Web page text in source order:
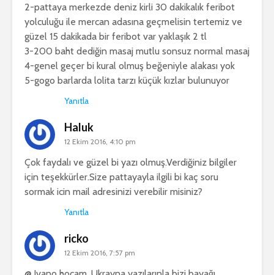
2-pattaya merkezde deniz kirli 30 dakikalık feribot
yolculuğu ile mercan adasına geçmelisin tertemiz ve
güzel 15 dakikada bir feribot var yaklaşık 2 tl
3-200 baht dediğin masaj mutlu sonsuz normal masaj
4-genel geçer bi kural olmuş beğeniyle alakası yok
5-gogo barlarda lolita tarzı küçük kızlar bulunuyor
Yanıtla
Haluk
12 Ekim 2016, 4:10 pm
Çok faydalı ve güzel bi yazı olmuş.Verdiğiniz bilgiler
için teşekkürler.Size pattayayla ilgili bi kaç soru
sormak icin mail adresinizi verebilir misiniz?
Yanıtla
ricko
12 Ekim 2016, 7:57 pm